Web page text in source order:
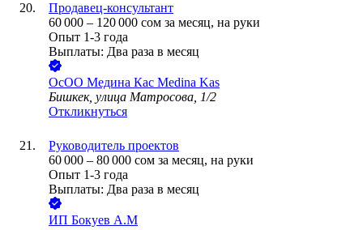
Продавец-консультант
60 000 – 120 000 сом за месяц, на руки
Опыт 1-3 года
Выплаты: Два раза в месяц
ОсОО Медина Кас Medina Kas
Бишкек, улица Матросова, 1/2
Откликнуться
Руководитель проектов
60 000 – 80 000 сом за месяц, на руки
Опыт 1-3 года
Выплаты: Два раза в месяц
ИП Бокуев А.М